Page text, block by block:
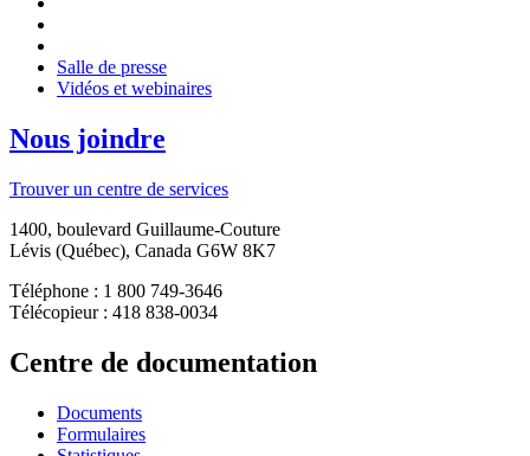
Salle de presse
Vidéos et webinaires
Nous joindre
Trouver un centre de services
1400, boulevard Guillaume-Couture
Lévis (Québec), Canada G6W 8K7
Téléphone : 1 800 749-3646
Télécopieur : 418 838-0034
Centre de documentation
Documents
Formulaires